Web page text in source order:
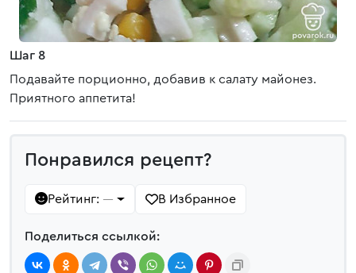
Шаг 8
Подавайте порционно, добавив к салату майонез.
Приятного аппетита!
Понравился рецепт?
Рейтинг: — В Избранное
Поделиться ссылкой: